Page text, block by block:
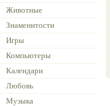
Животные
Знаменитости
Игры
Компьютеры
Календари
Любовь
Музыка